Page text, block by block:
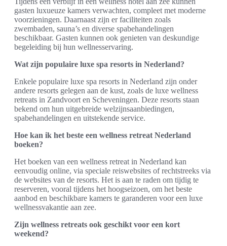
gasten luxueuze kamers verwachten, compleet met moderne
voorzieningen. Daarnaast zijn er faciliteiten zoals
zwembaden, sauna’s en diverse spabehandelingen
beschikbaar. Gasten kunnen ook genieten van deskundige
begeleiding bij hun wellnesservaring.
Wat zijn populaire luxe spa resorts in Nederland?
Enkele populaire luxe spa resorts in Nederland zijn onder
andere resorts gelegen aan de kust, zoals de luxe wellness
retreats in Zandvoort en Scheveningen. Deze resorts staan
bekend om hun uitgebreide welzijnsaanbiedingen,
spabehandelingen en uitstekende service.
Hoe kan ik het beste een wellness retreat Nederland
boeken?
Het boeken van een wellness retreat in Nederland kan
eenvoudig online, via speciale reiswebsites of rechtstreeks via
de websites van de resorts. Het is aan te raden om tijdig te
reserveren, vooral tijdens het hoogseizoen, om het beste
aanbod en beschikbare kamers te garanderen voor een luxe
wellnessvakantie aan zee.
Zijn wellness retreats ook geschikt voor een kort
weekend?